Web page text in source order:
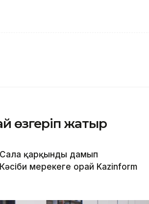
өзгеріп жатыр
Сала қарқынды дамып
мерекеге орай Kazinform